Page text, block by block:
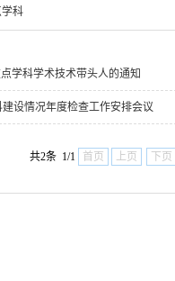
科
学科学术技术带头人的通知
设情况年度检查工作安排会议
共2条 1/1 首页 上页 下页